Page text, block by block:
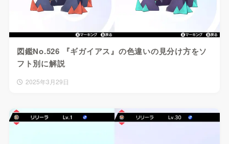
図鑑No.526 『ギガイアス』の色違いの見分け方をソ
フト別に解説
2025年3月29日